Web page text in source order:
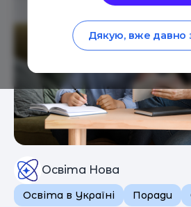
Освіта Нова
Освіта в Україні Поради
Дякую, вже давно